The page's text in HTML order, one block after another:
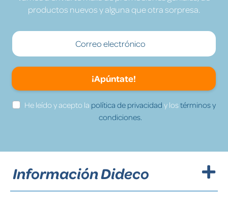
productos nuevos y alguna que otra sorpresa.
¡Apúntate!
He leído y acepto la política de privacidad y lostérminos y
condiciones.
Información Dideco